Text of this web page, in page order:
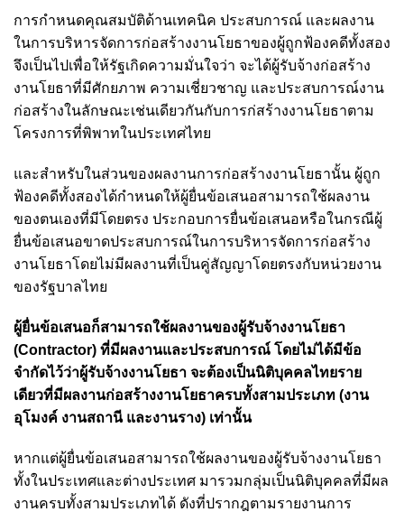
การกำหนดคุณสมบัติด้านเทคนิค ประสบการณ์ และผลงาน
ในการบริหารจัดการก่อสร้างงานโยธาของผู้ถูกฟ้องคดีทั้งสอง
จึงเป็นไปเพื่อให้รัฐเกิดความมั่นใจว่า จะได้ผู้รับจ้างก่อสร้าง
งานโยธาที่มีศักยภาพ ความเชี่ยวชาญ และประสบการณ์งาน
ก่อสร้างในลักษณะเช่นเดียวกันกับการก่สร้างงานโยธาตาม
โครงการที่พิพาทในประเทศไทย
และสำหรับในส่วนของผลงานการก่อสร้างงานโยธานั้น ผู้ถูก
ฟ้องคดีทั้งสองได้กำหนดให้ผู้ยื่นข้อเสนอสามารถใช้ผลงาน
ของตนเองที่มีโดยตรง ประกอบการยื่นข้อเสนอหรือในกรณีผู้
ยื่นข้อเสนอขาดประสบการณ์ในการบริหารจัดการก่อสร้าง
งานโยธาโดยไม่มีผลงานที่เป็นคู่สัญญาโดยตรงกับหน่วยงาน
ของรัฐบาลไทย
ผู้ยื่นข้อเสนอก็สามารถใช้ผลงานของผู้รับจ้างงานโยธา
(Contractor) ที่มีผลงานและประสบการณ์ โดยไม่ได้มีข้อ
จำกัดไว้ว่าผู้รับจ้างงานโยธา จะต้องเป็นนิติบุคคลไทยราย
เดียวที่มีผลงานก่อสร้างงานโยธาครบทั้งสามประเภท (งาน
อุโมงค์ งานสถานี และงานราง) เท่านั้น
หากแต่ผู้ยื่นข้อเสนอสามารถใช้ผลงานของผู้รับจ้างงานโยธา
ทั้งในประเทศและต่างประเทศ มารวมกลุ่มเป็นนิติบุคคลที่มีผล
งานครบทั้งสามประเภทได้ ดังที่ปรากฎตามรายงานการ